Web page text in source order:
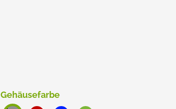
Gehäusefarbe